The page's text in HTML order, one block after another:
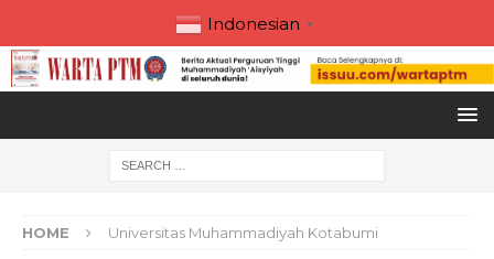
Indonesian ▼
HOME Universitas Muhammadiyah Kotabumi